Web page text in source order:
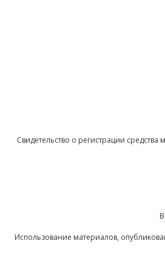
Свидетельство о регистрации
Использование материалов,